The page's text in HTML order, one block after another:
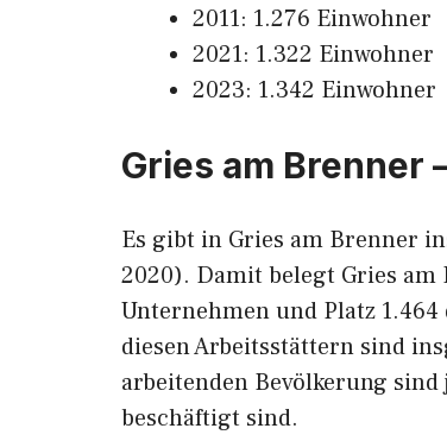
2011: 1.276 Einwohner
2021: 1.322 Einwohner
2023: 1.342 Einwohner
Gries am Brenner
Es gibt in Gries am Brenner
2020). Damit belegt Gries am
Unternehmen und Platz
diesen Arbeitsstättern sind
arbeitenden Bevölkerung
beschäftigt sind.